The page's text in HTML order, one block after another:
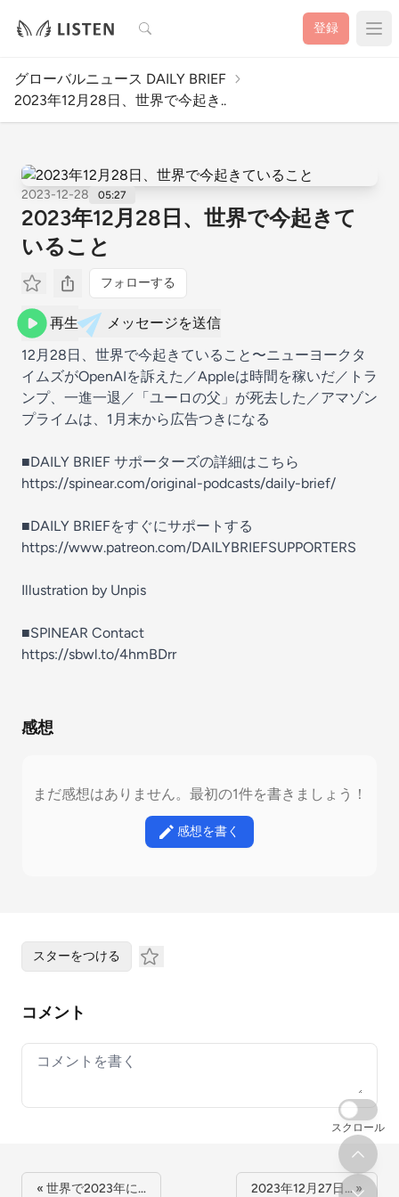
検索 登録
グローバルニュース DAILY BRIEF
2023年12月28日、世界で今起き..
2023-12-28 05:27
2023年12月28日、世界で今起きて
いること
フォローする
再生
メッセージを送信
12月28日、世界で今起きていること〜ニューヨークタ
イムズがOpenAIを訴えた／Appleは時間を稼いだ／トラ
ンプ、一進一退／「ユーロの父」が死去した／アマゾン
プライムは、1月末から広告つきになる
■DAILY BRIEF サポーターズの詳細はこちら
https://spinear.com/original-podcasts/daily-brief/
■DAILY BRIEFをすぐにサポートする
https://www.patreon.com/DAILYBRIEFSUPPORTERS
Illustration by Unpis
■SPINEAR Contact
https://sbwl.to/4hmBDrr
感想
まだ感想はありません。最初の1件を書きましょう！
感想を書く
スターをつける
コメント
Your comment
« 世界で2023年に… 2023年12月27日… »
スクロール